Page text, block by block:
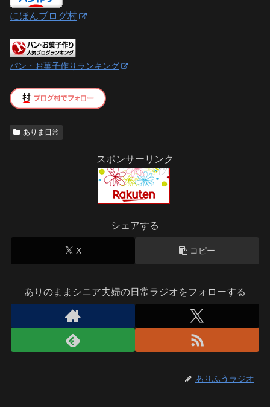
にほんブログ村
パン・お菓子作りランキング
ありま日常
スポンサーリンク
シェアする
X コピー
ありのままシニア夫婦の日常ラジオをフォローする
ありふうラジオ